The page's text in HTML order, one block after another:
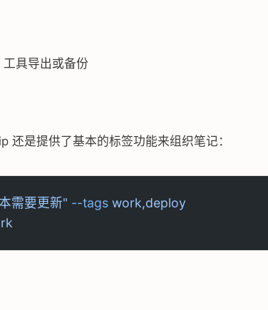
具导出或备份
还是提供了基本的标签功能来组织笔记：
需要更新" --tags work,deploy